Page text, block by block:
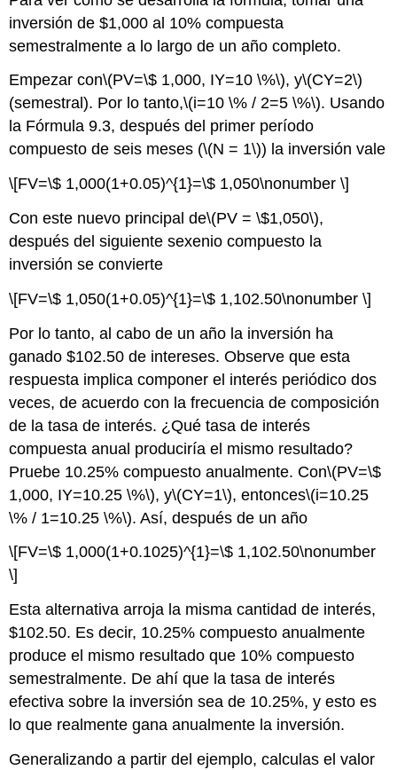
inversión de $1,000 al 10% compuesta
semestralmente a lo largo de un año completo.
Empezar con\(PV=\$ 1,000, IY=10 \%\), y\(CY=2\)
(semestral). Por lo tanto,\(i=10 \% / 2=5 \%\). Usando
la Fórmula 9.3, después del primer período
compuesto de seis meses (\(N = 1\)) la inversión vale
\[FV=\$ 1,000(1+0.05)^{1}=\$ 1,050\nonumber \]
Con este nuevo principal de\(PV = \$1,050\),
después del siguiente sexenio compuesto la
inversión se convierte
\[FV=\$ 1,050(1+0.05)^{1}=\$ 1,102.50\nonumber \]
Por lo tanto, al cabo de un año la inversión ha
ganado $102.50 de intereses. Observe que esta
respuesta implica componer el interés periódico dos
veces, de acuerdo con la frecuencia de composición
de la tasa de interés. ¿Qué tasa de interés
compuesta anual produciría el mismo resultado?
Pruebe 10.25% compuesto anualmente. Con\(PV=\$
1,000, IY=10.25 \%\), y\(CY=1\), entonces\(i=10.25
\% / 1=10.25 \%\). Así, después de un año
\[FV=\$ 1,000(1+0.1025)^{1}=\$ 1,102.50\nonumber
\]
Esta alternativa arroja la misma cantidad de interés,
$102.50. Es decir, 10.25% compuesto anualmente
produce el mismo resultado que 10% compuesto
semestralmente. De ahí que la tasa de interés
efectiva sobre la inversión sea de 10.25%, y esto es
lo que realmente gana anualmente la inversión.
Generalizando a partir del ejemplo, calculas el valor